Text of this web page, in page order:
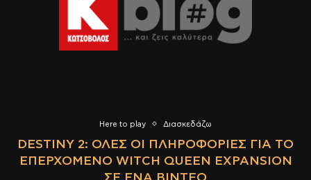
Here to play Διασκεδάζω
DESTINY 2: ΌΛΕΣ ΟΙ ΠΛΗΡΟΦΟΡΙΕΣ ΓΙΑ ΤΟ
ΕΠΕΡΧΌΜΕΝΟ WITCH QUEEN EXPANSION